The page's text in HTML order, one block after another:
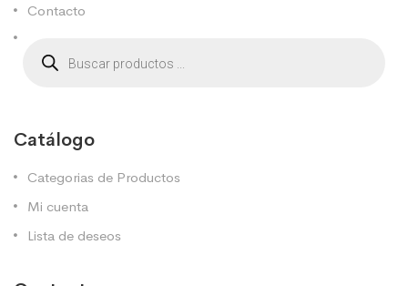
Contacto
Catálogo
Categorias de Productos
Mi cuenta
Lista de deseos